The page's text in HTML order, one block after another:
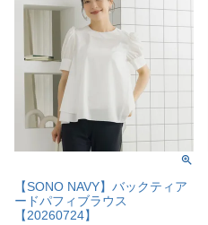
【SONO NAVY】バックティア
ードパフィブラウス
【20260724】